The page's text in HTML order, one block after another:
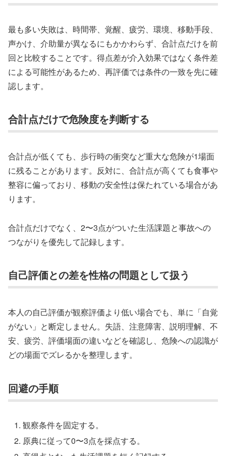
最も多い失敗は、時間帯、覚醒、疲労、環境、移動手段、
声かけ、介助量が異なるにもかかわらず、合計点だけを前
回と比較することです。得点差が介入効果ではなく条件差
による可能性があるため、再評価では条件の一致を先に確
認します。
合計点だけで危険度を判断する
合計点が低くても、歩行時の衝突など重大な危険が1場面
に残ることがあります。反対に、合計点が高くても食事や
整容に偏っており、移動の安全性は保たれている場合があ
ります。
合計点だけでなく、2〜3点がついた生活課題と事故への
つながりを優先して記録します。
自己評価との差を性格の問題として扱う
本人の自己評価が観察評価より低い場合でも、単に「自覚
がない」と断定しません。失語、注意障害、説明理解、不
安、疲労、評価場面の違いなどを確認し、危険への認識が
どの場面でズレるかを整理します。
回避の手順
観察条件を固定する。
原典に従って0〜3点を採点する。